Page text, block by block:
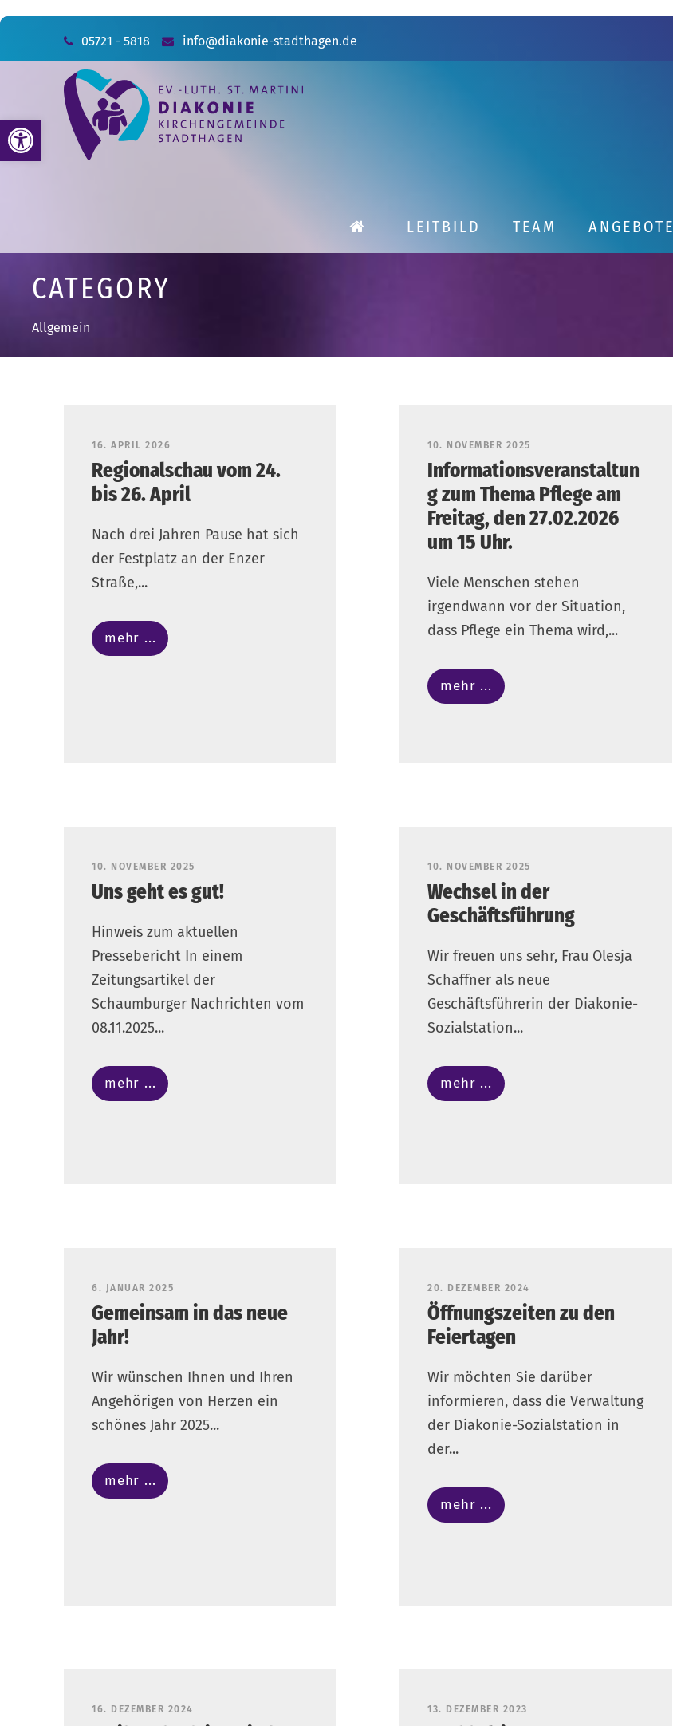
Werkzeugleiste öffnen
05721 - 5818 info@diakonie-stadthagen.de
LEITBILD TEAM ANGEBOTE
CATEGORY
Allgemein
16. APRIL 2026
Regionalschau vom 24.
bis 26. April
Nach drei Jahren Pause hat sich
der Festplatz an der Enzer
Straße,...
mehr ...
10. NOVEMBER 2025
Informationsveranstaltun
g zum Thema Pflege am
Freitag, den 27.02.2026
um 15 Uhr.
Viele Menschen stehen
irgendwann vor der Situation,
dass Pflege ein Thema wird,...
mehr ...
10. NOVEMBER 2025
Uns geht es gut!
Hinweis zum aktuellen
Pressebericht In einem
Zeitungsartikel der
Schaumburger Nachrichten vom
08.11.2025...
mehr ...
10. NOVEMBER 2025
Wechsel in der
Geschäftsführung
Wir freuen uns sehr, Frau Olesja
Schaffner als neue
Geschäftsführerin der Diakonie-
Sozialstation...
mehr ...
6. JANUAR 2025
Gemeinsam in das neue
Jahr!
Wir wünschen Ihnen und Ihren
Angehörigen von Herzen ein
schönes Jahr 2025...
mehr ...
20. DEZEMBER 2024
Öffnungszeiten zu den
Feiertagen
Wir möchten Sie darüber
informieren, dass die Verwaltung
der Diakonie-Sozialstation in
der...
mehr ...
16. DEZEMBER 2024 13. DEZEMBER 2023